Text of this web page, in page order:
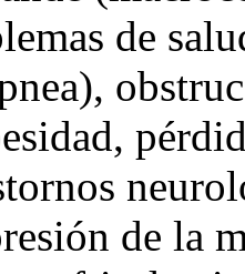
de
de la